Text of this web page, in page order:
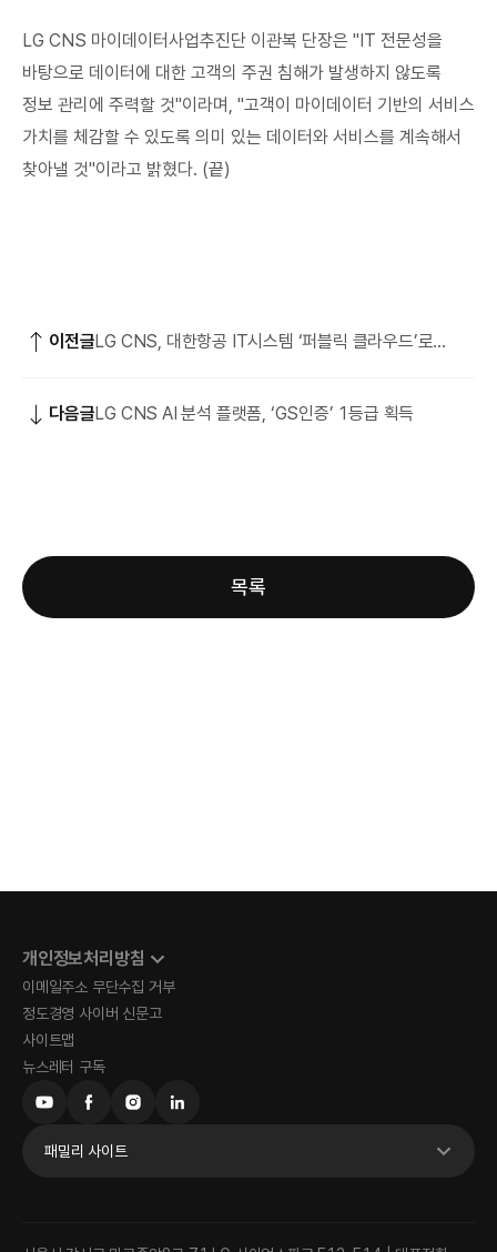
LG CNS 마이데이터사업추진단 이관복 단장은 "IT 전문성을
바탕으로 데이터에 대한 고객의 주권 침해가 발생하지 않도록
정보 관리에 주력할 것"이라며, "고객이 마이데이터 기반의 서비스
가치를 체감할 수 있도록 의미 있는 데이터와 서비스를 계속해서
찾아낼 것"이라고 밝혔다. (끝)
이전글LG CNS, 대한항공 IT시스템 ‘퍼블릭 클라우드’로
다음글LG CNS AI 분석 플랫폼, ‘GS인증’ 1등급 획득
목록
개인정보처리방침
이메일주소 무단수집 거부
정도경영 사이버 신문고
사이트맵
뉴스레터 구독
패밀리 사이트